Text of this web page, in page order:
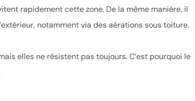
rapidement cette zone. De la même manière, il
notamment via des aérations sous toiture.
elles ne résistent pas toujours. C’est pourquoi le